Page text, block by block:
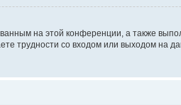
на этой конференции, а также
трудности со входом или выходом на